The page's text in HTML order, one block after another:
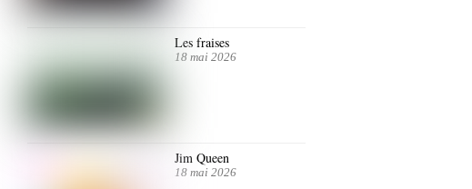
Les fraises
18 mai 2026
Jim Queen
18 mai 2026